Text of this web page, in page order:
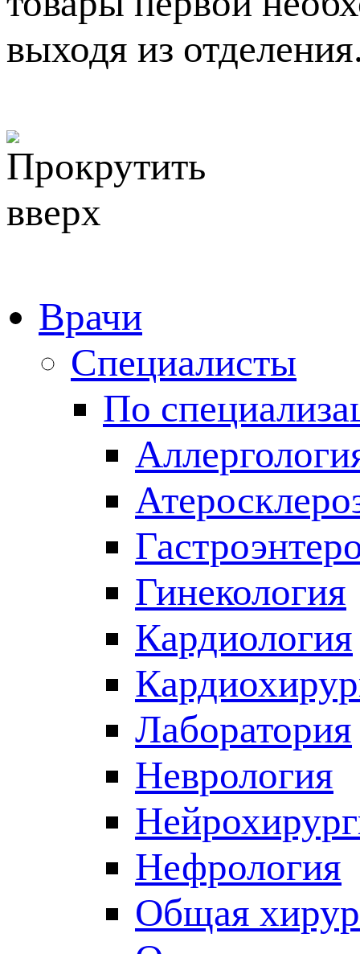
выходя из
Врачи
Специалисты
По
Гинекология
Кардиология
Лаборатория
Неврология
Нефрология
Общая